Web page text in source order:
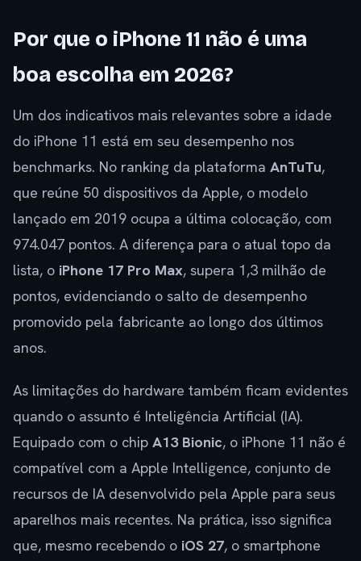
Por que o iPhone 11 não é uma
boa escolha em 2026?
Um dos indicativos mais relevantes sobre a idade
do iPhone 11 está em seu desempenho nos
benchmarks. No ranking da plataforma AnTuTu,
que reúne 50 dispositivos da Apple, o modelo
lançado em 2019 ocupa a última colocação, com
974.047 pontos. A diferença para o atual topo da
lista, o iPhone 17 Pro Max, supera 1,3 milhão de
pontos, evidenciando o salto de desempenho
promovido pela fabricante ao longo dos últimos
anos.
As limitações do hardware também ficam evidentes
quando o assunto é Inteligência Artificial (IA).
Equipado com o chip A13 Bionic, o iPhone 11 não é
compatível com a Apple Intelligence, conjunto de
recursos de IA desenvolvido pela Apple para seus
aparelhos mais recentes. Na prática, isso significa
que, mesmo recebendo o iOS 27, o smartphone